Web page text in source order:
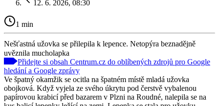
12. 6. 2026, 08:30
1 min
Nešťastná užovka se přilepila k lepence. Netopýra beznadějně
uvěznila mucholapka
Přidejte si obsah Centrum.cz do oblíbených zdrojů pro Google
hledání a Google zprávy
Ve špatný okamžik se ocitla na špatném místě mladá užovka
obojková. Když vyjela ze svého úkrytu pod čerstvě vybalenou
papírovou krabicí před bazarem v Plzni na Roudné, nalepila se na